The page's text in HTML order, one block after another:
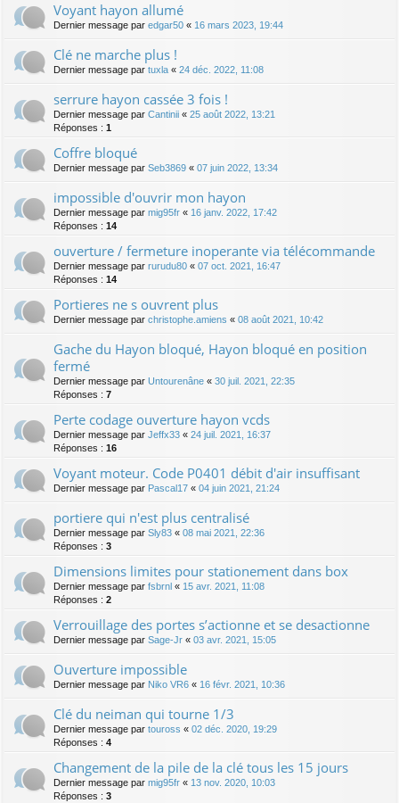
Voyant hayon allumé
Dernier message par edgar50 « 16 mars 2023, 19:44
Clé ne marche plus !
Dernier message par tuxla « 24 déc. 2022, 11:08
serrure hayon cassée 3 fois !
Dernier message par Cantinii « 25 août 2022, 13:21
Réponses : 1
Coffre bloqué
Dernier message par Seb3869 « 07 juin 2022, 13:34
impossible d'ouvrir mon hayon
Dernier message par mig95fr « 16 janv. 2022, 17:42
Réponses : 14
ouverture / fermeture inoperante via télécommande
Dernier message par rurudu80 « 07 oct. 2021, 16:47
Réponses : 14
Portieres ne s ouvrent plus
Dernier message par christophe.amiens « 08 août 2021, 10:42
Gache du Hayon bloqué, Hayon bloqué en position
fermé
Dernier message par Untourenâne « 30 juil. 2021, 22:35
Réponses : 7
Perte codage ouverture hayon vcds
Dernier message par Jeffx33 « 24 juil. 2021, 16:37
Réponses : 16
Voyant moteur. Code P0401 débit d'air insuffisant
Dernier message par Pascal17 « 04 juin 2021, 21:24
portiere qui n'est plus centralisé
Dernier message par Sly83 « 08 mai 2021, 22:36
Réponses : 3
Dimensions limites pour stationement dans box
Dernier message par fsbrnl « 15 avr. 2021, 11:08
Réponses : 2
Verrouillage des portes s’actionne et se desactionne
Dernier message par Sage-Jr « 03 avr. 2021, 15:05
Ouverture impossible
Dernier message par Niko VR6 « 16 févr. 2021, 10:36
Clé du neiman qui tourne 1/3
Dernier message par touross « 02 déc. 2020, 19:29
Réponses : 4
Changement de la pile de la clé tous les 15 jours
Dernier message par mig95fr « 13 nov. 2020, 10:03
Réponses : 3